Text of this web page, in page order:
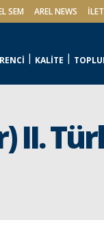
SEM AREL NEWS
KALİTE